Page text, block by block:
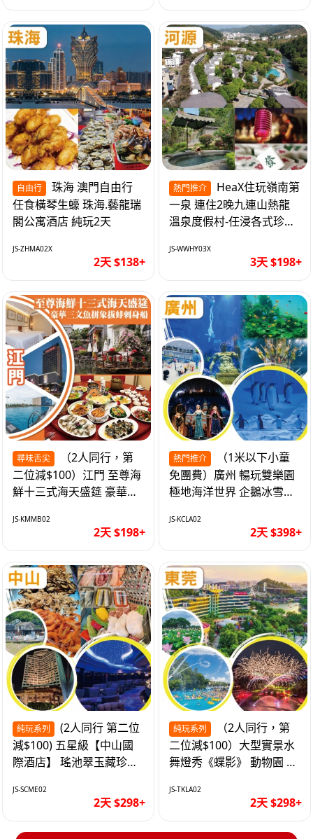
自由行
任食橫琴生蠔 珠海.藝龍瑞
閣公寓酒店 純玩2天
JS-ZHMA02X
2天 $138+
熱門推介
一泉 連住2晚九連山熱龍
溫泉度假村-任浸各式珍稀
JS-WWHY03X
3天 $198+
尋味舌尖
二位減$100）江門 至尊海
鮮十三式海天盛筵 豪華三
2天
JS-KMMB02
2天 $198+
熱門推介
免團費）廣州 暢玩雙樂園
極地海洋世界 企鵝冰雪世
JS-KCLA02
2天 $398+
純玩系列
減$100) 五星級【中山國
際酒店】 瑤池翠玉藏珍盅
JS-SCME02
2天 $298+
純玩系列
二位減$100）大型實景水
舞燈秀《蝶影》 動物園 水
純玩2天
JS-TKLA02
2天 $298+